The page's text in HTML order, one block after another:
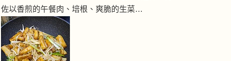
佐以香煎的午餐肉、培根、爽脆的生菜…